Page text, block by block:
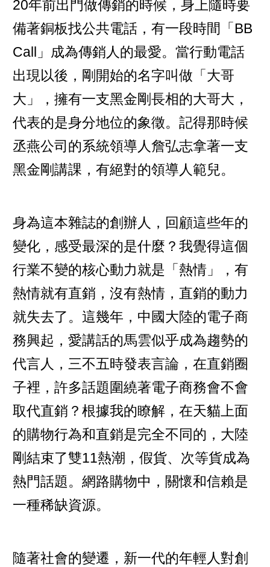
20年前出門做傳銷的時候，身上隨時要
備著銅板找公共電話，有一段時間「BB
Call」成為傳銷人的最愛。當行動電話
出現以後，剛開始的名字叫做「大哥
大」，擁有一支黑金剛長相的大哥大，
代表的是身分地位的象徵。記得那時候
丞燕公司的系統領導人詹弘志拿著一支
黑金剛講課，有絕對的領導人範兒。
身為這本雜誌的創辦人，回顧這些年的
變化，感受最深的是什麼？我覺得這個
行業不變的核心動力就是「熱情」，有
熱情就有直銷，沒有熱情，直銷的動力
就失去了。這幾年，中國大陸的電子商
務興起，愛講話的馬雲似乎成為趨勢的
代言人，三不五時發表言論，在直銷圈
子裡，許多話題圍繞著電子商務會不會
取代直銷？根據我的瞭解，在天貓上面
的購物行為和直銷是完全不同的，大陸
剛結束了雙11熱潮，假貨、次等貨成為
熱門話題。網路購物中，關懷和信賴是
一種稀缺資源。
隨著社會的變遷，新一代的年輕人對創